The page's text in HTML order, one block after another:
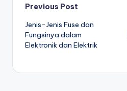
Post
navigation
Previous Post
Jenis-Jenis Fuse dan
Fungsinya dalam
Elektronik dan Elektrik